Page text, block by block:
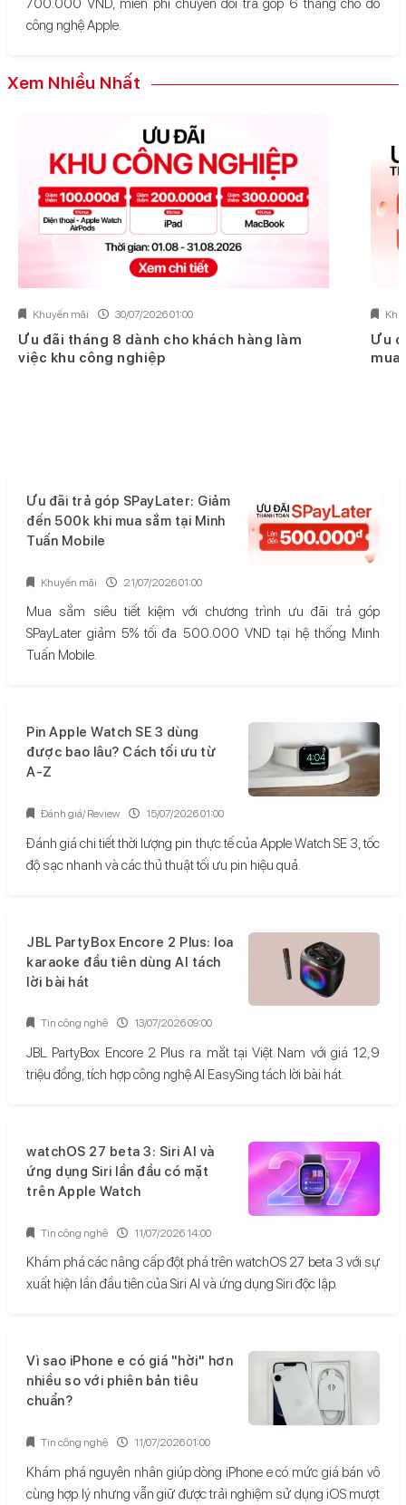
700.000 VND, miễn phí chuyển đổi trả góp 6 tháng cho đồ
công nghệ Apple.
Xem Nhiều Nhất
Khuyến mãi 30/07/2026 01:00
Ưu đãi tháng 8 dành cho khách hàng làm
việc khu công nghiệp
Ưu
mua
Ưu đãi trả góp SPayLater: Giảm
đến 500k khi mua sắm tại Minh
Tuấn Mobile
Mua sắm siêu tiết kiệm với chương trình ưu đãi trả góp
SPayLater giảm 5% tối đa 500.000 VND tại hệ thống Minh
Tuấn Mobile.
Khuyến mãi 21/07/2026 01:00
Pin Apple Watch SE 3 dùng
được bao lâu? Cách tối ưu từ
A-Z
Đánh giá chi tiết thời lượng pin thực tế của Apple Watch SE 3, tốc
độ sạc nhanh và các thủ thuật tối ưu pin hiệu quả.
Đánh giá/ Review 15/07/2026 01:00
JBL PartyBox Encore 2 Plus: loa
karaoke đầu tiên dùng AI tách
lời bài hát
JBL PartyBox Encore 2 Plus ra mắt tại Việt Nam với giá 12,9
triệu đồng, tích hợp công nghệ AI EasySing tách lời bài hát.
Tin công nghệ 13/07/2026 09:00
watchOS 27 beta 3: Siri AI và
ứng dụng Siri lần đầu có mặt
trên Apple Watch
Khám phá các nâng cấp đột phá trên watchOS 27 beta 3 với sự
xuất hiện lần đầu tiên của Siri AI và ứng dụng Siri độc lập.
Tin công nghệ 11/07/2026 14:00
Vì sao iPhone e có giá "hời" hơn
nhiều so với phiên bản tiêu
chuẩn?
Khám phá nguyên nhân giúp dòng iPhone e có mức giá bán vô
cùng hợp lý nhưng vẫn giữ được trải nghiệm sử dụng iOS mượt
Tin công nghệ 11/07/2026 01:00